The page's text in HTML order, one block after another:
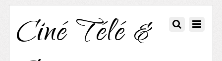
Ciné Télé &